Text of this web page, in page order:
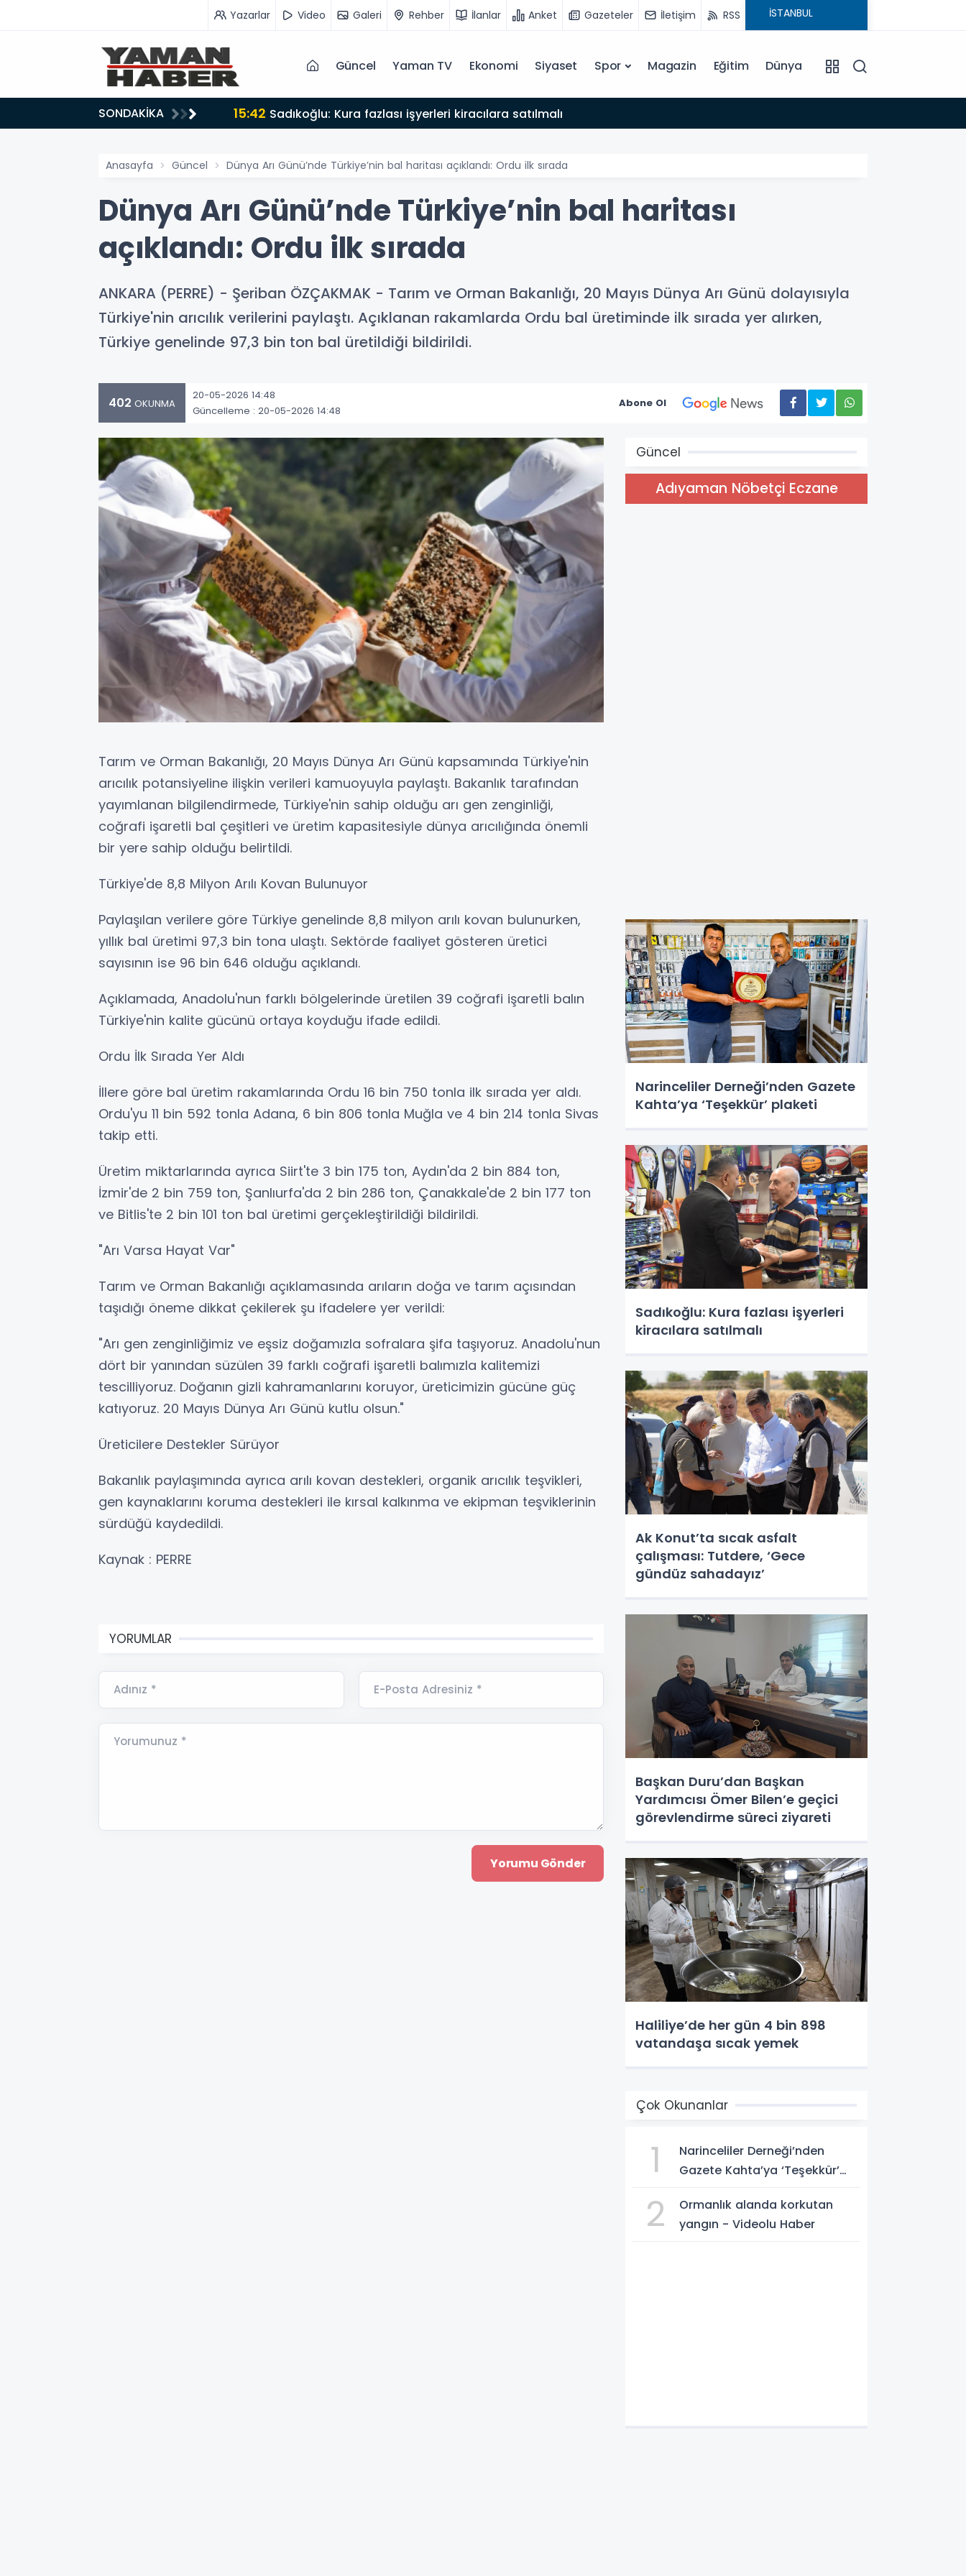
Yazarlar Video Galeri Rehber İlanlar Anket Gazeteler İletişim RSS
Güncel Yaman TV Ekonomi Siyaset Spor Magazin Eğitim Dünya
SONDAKİKA
tarafında olmayı seçtim’ 15:42 Sadıkoğlu: Kura fazlası işyerleri kiracılara satılmalı
Anasayfa Güncel Dünya Arı Günü’nde Türkiye’nin bal haritası açıklandı: Ordu ilk sırada
Dünya Arı Günü’nde Türkiye’nin bal haritası
açıklandı: Ordu ilk sırada
ANKARA (PERRE) - Şeriban ÖZÇAKMAK - Tarım ve Orman Bakanlığı, 20 Mayıs Dünya Arı Günü dolayısıyla
Türkiye'nin arıcılık verilerini paylaştı. Açıklanan rakamlarda Ordu bal üretiminde ilk sırada yer alırken,
Türkiye genelinde 97,3 bin ton bal üretildiği bildirildi.
402 OKUNMA
20-05-2026 14:48
Güncelleme : 20-05-2026 14:48
Abone Ol
Tarım ve Orman Bakanlığı, 20 Mayıs Dünya Arı Günü kapsamında Türkiye'nin
arıcılık potansiyeline ilişkin verileri kamuoyuyla paylaştı. Bakanlık tarafından
yayımlanan bilgilendirmede, Türkiye'nin sahip olduğu arı gen zenginliği,
coğrafi işaretli bal çeşitleri ve üretim kapasitesiyle dünya arıcılığında önemli
bir yere sahip olduğu belirtildi.
Türkiye'de 8,8 Milyon Arılı Kovan Bulunuyor
Paylaşılan verilere göre Türkiye genelinde 8,8 milyon arılı kovan bulunurken,
yıllık bal üretimi 97,3 bin tona ulaştı. Sektörde faaliyet gösteren üretici
sayısının ise 96 bin 646 olduğu açıklandı.
Açıklamada, Anadolu'nun farklı bölgelerinde üretilen 39 coğrafi işaretli balın
Türkiye'nin kalite gücünü ortaya koyduğu ifade edildi.
Ordu İlk Sırada Yer Aldı
İllere göre bal üretim rakamlarında Ordu 16 bin 750 tonla ilk sırada yer aldı.
Ordu'yu 11 bin 592 tonla Adana, 6 bin 806 tonla Muğla ve 4 bin 214 tonla Sivas
takip etti.
Üretim miktarlarında ayrıca Siirt'te 3 bin 175 ton, Aydın'da 2 bin 884 ton,
İzmir'de 2 bin 759 ton, Şanlıurfa'da 2 bin 286 ton, Çanakkale'de 2 bin 177 ton
ve Bitlis'te 2 bin 101 ton bal üretimi gerçekleştirildiği bildirildi.
"Arı Varsa Hayat Var"
Tarım ve Orman Bakanlığı açıklamasında arıların doğa ve tarım açısından
taşıdığı öneme dikkat çekilerek şu ifadelere yer verildi:
"Arı gen zenginliğimiz ve eşsiz doğamızla sofralara şifa taşıyoruz. Anadolu'nun
dört bir yanından süzülen 39 farklı coğrafi işaretli balımızla kalitemizi
tescilliyoruz. Doğanın gizli kahramanlarını koruyor, üreticimizin gücüne güç
katıyoruz. 20 Mayıs Dünya Arı Günü kutlu olsun."
Üreticilere Destekler Sürüyor
Bakanlık paylaşımında ayrıca arılı kovan destekleri, organik arıcılık teşvikleri,
gen kaynaklarını koruma destekleri ile kırsal kalkınma ve ekipman teşviklerinin
sürdüğü kaydedildi.
Kaynak : PERRE
YORUMLAR
Adınız * E-Posta Adresiniz *
Yorumunuz *
Güncel
Adıyaman Nöbetçi Eczane
Narinceliler Derneği’nden Gazete
Kahta’ya ‘Teşekkür’ plaketi
Sadıkoğlu: Kura fazlası işyerleri
kiracılara satılmalı
Ak Konut’ta sıcak asfalt
çalışması: Tutdere, ‘Gece
gündüz sahadayız’
Başkan Duru’dan Başkan
Yardımcısı Ömer Bilen’e geçici
görevlendirme süreci ziyareti
Haliliye’de her gün 4 bin 898
vatandaşa sıcak yemek
Çok Okunanlar
1
Narinceliler Derneği’nden
Gazete Kahta’ya ‘Teşekkür’
2
Ormanlık alanda korkutan
yangın - Videolu Haber